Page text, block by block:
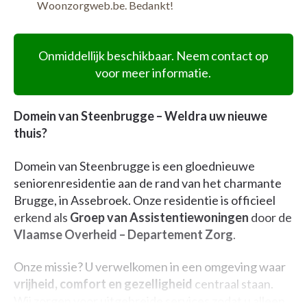
Onmiddellijk beschikbaar. Neem contact op
voor meer informatie.
Domein van Steenbrugge – Weldra uw nieuwe
thuis?
Domein van Steenbrugge is een gloednieuwe
seniorenresidentie aan de rand van het charmante
Brugge, in Assebroek. Onze residentie is officieel
erkend als Groep van Assistentiewoningen door de
Vlaamse Overheid – Departement Zorg.
Onze missie? U verwelkomen in een omgeving waar
vrijheid, comfort en gezelligheid centraal staan.
Woonzorgweb.be. Bedankt!